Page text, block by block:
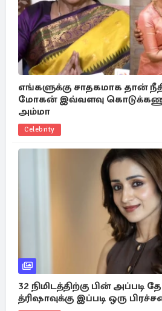
எங்களுக்கு சாதகமாக தான்
மோகன் இவ்வளவு
அம்மா
Celebrity
32 நிமிடத்திற்கு பின் அப்படி
த்ரிஷாவுக்கு இப்படி ஒரு